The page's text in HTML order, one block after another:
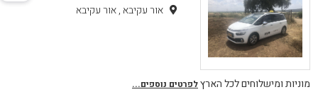
אור עקיבא , אור עקיבא
מוניות ומישלוחים לכל הארץלפרטים נוספים...